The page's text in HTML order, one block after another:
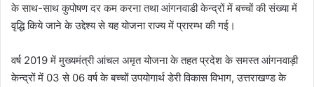
के साथ-साथ कुपोषण दर कम करना तथा आंगनवाडी केन्द्रों में बच्चों की संख्या में
वृद्धि किये जाने के उद्देश्य से यह योजना राज्य में प्रारम्भ की गई।
वर्ष 2019 में मुख्यमंत्री आंचल अमृत योजना के तहत प्रदेश के समस्त आंगनवाड़ी
केन्द्रों में 03 से 06 वर्ष के बच्चों उपयोगार्थ डेरी विकास विभाग, उत्तराखण्ड के